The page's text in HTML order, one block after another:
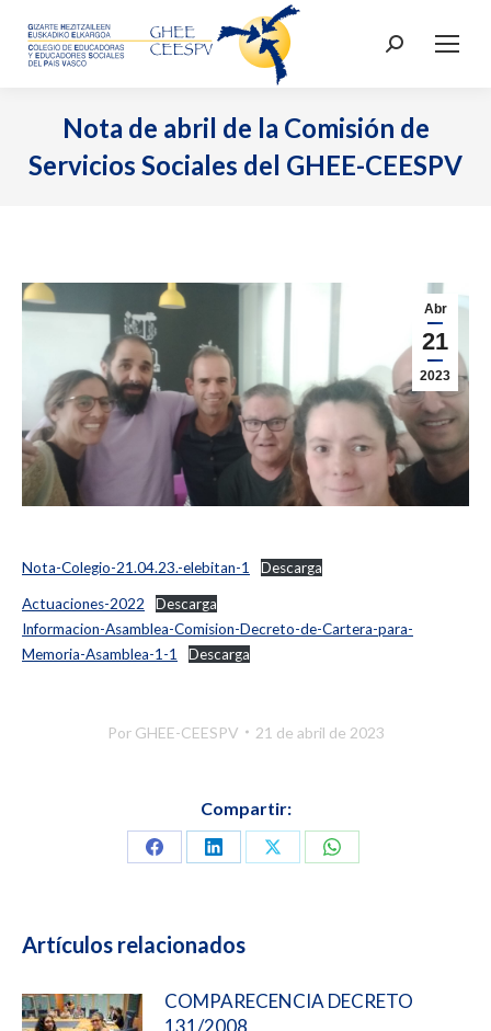
Buscar:
Nota de abril de la Comisión de
Servicios Sociales del GHEE-CEESPV
Abr
21
2023
Nota-Colegio-21.04.23.-elebitan-1 Descarga
Actuaciones-2022
Descarga
Informacion-Asamblea-Comision-Decreto-de-Cartera-para-
Memoria-Asamblea-1-1
Descarga
Por GHEE-CEESPV 21 de abril de 2023
Compartir:
CompartirCompartirCompartirCompartir
Artículos relacionados
COMPARECENCIA DECRETO
131/2008